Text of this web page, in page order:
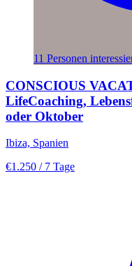
11 Personen
CONSCIOUS
LifeCoaching,
oder Oktober
Ibiza, Spanien
€1.250 / 7 Tage